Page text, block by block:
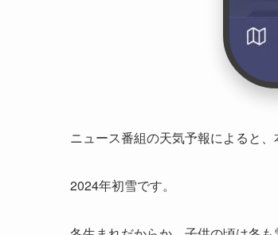
ニュース番組の天気予報によると
2024年初雪です。